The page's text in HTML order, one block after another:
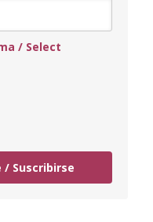
/ Select
/ Suscribirse